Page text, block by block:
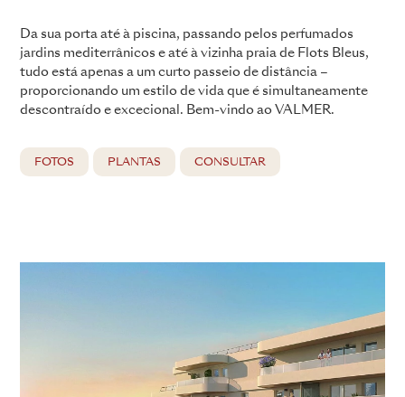
Da sua porta até à piscina, passando pelos perfumados
jardins mediterrânicos e até à vizinha praia de Flots Bleus,
tudo está apenas a um curto passeio de distância –
proporcionando um estilo de vida que é simultaneamente
descontraído e excecional. Bem-vindo ao VALMER.
FOTOS PLANTAS CONSULTAR